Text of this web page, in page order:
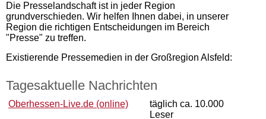
Die Presselandschaft ist in jeder Region
grundverschieden. Wir helfen Ihnen dabei, in unserer
Region die richtigen Entscheidungen im Bereich
"Presse" zu treffen.
Existierende Pressemedien in der Großregion Alsfeld:
Tagesaktuelle Nachrichten
Oberhessen-Live.de (online)
täglich ca. 10.000
Leser